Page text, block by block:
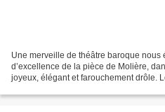
Une merveille de théâtre baroque nous
d’excellence de la pièce de Molière,
joyeux, élégant et farouchement drôle.